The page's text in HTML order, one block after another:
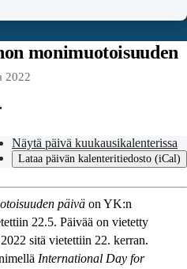
monimuotoisuuden
2022
Näytä päivä kuukausikalenterissa
Lataa päivän kalenteritiedosto (iCal)
päivä on YK:n
22.5. Päivää on vietetty
sitä vietettiin 22. kerran.
International Day for